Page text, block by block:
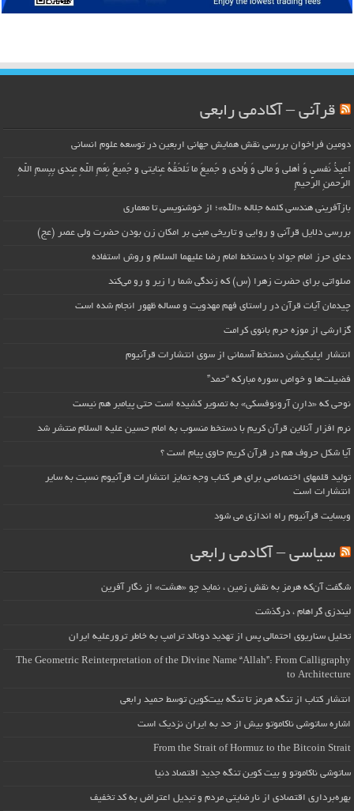
قرآنی – آکادمی رابعی
دومین فراخوان بررسی نقش همایش جهانی اربعین در توسعه علوم انسانی
اُعیذُ نَفسی وَ أهلی وَ مالی وَ وُلدی و جَمیعَ ما تَلحَقُهُ عِنایتی و جَمیعَ نِعَمِ اللّهِ عِندی بِبِسمِ اللّهِ
الرَّحمنِ الرَّحیمِ
بازآفرینی هندسی کلمه جلاله «الله»؛ از خوشنویسی تا معماری
بررسی دلایل قرآنی و روایی و تاریخی مبنی بر امکان زن بودن حضرت ولی عصر (عج)
دعای حرز امام جواد با دستخط امام رضا علیهما السلام و روش استفاده
صلواتی برای حضرت زهرا (س) که زندگی شما را زیر و رو می‌کند
چیدمان آیات قرآن در راستای فهم مهدویت و مساله ظهور انجام شده است
گزارشی از موزه حرم بانوی کرامت
انتشار اپلیکیشن دستخط آسمانی از سوی انتشارات قرآنیوم
فضیلت‌ها و خواص سوره مبارکه “حمد”
نوحی که «دارِن آرونوفسکی» به تصویر کشیده است حتی پیامبر هم نیست
نرم افزار آنلاین قرآن کریم با دستخط منسوب به امام حسین علیه السلام منتشر شد
آیا شکل حروف هم در قرآن کریم حاوی پیام است ؟
تولید قلمهای اختصاصی برای هر کتاب وجه تمایز انتشارات قرآنیوم نسبت به سایر
انتشارات است
وبسایت قرآنیوم راه اندازی می شود
سیاسی – آکادمی رابعی
شگفت آن‌که هرمز به نقش زمین ، نماید چو «هشت» از نگار آفرین
لیندزی گراهام ، درگذشت
تحلیل سناریوی احتمالی پس از تهدید دونالد ترامپ به خاطر ترورعلیه ایران
The Geometric Reinterpretation of the Divine Name “Allah”: From Calligraphy
to Architecture
انتشار کتاب از تنگه هرمز تا تنگه بیت‌کوین توسط حمید رابعی
اشاره ساتوشی ناکاموتو بیش از حد به ایران نزدیک است
From the Strait of Hormuz to the Bitcoin Strait
ساتوشی ناکاموتو و بیت کوین تنگه جدید اقتصاد دنیا
بهره‌برداری اقتصادی از نارضایتی مردم و تبدیل اعتراض به کد تخفیف